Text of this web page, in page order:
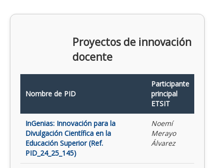
Proyectos de innovación
docente
Nombre de PID
Participante
principal
ETSIT
InGenias: Innovación para la
Divulgación Científica en la
Educación Superior (Ref.
PID_24_25_145)
Noemí
Merayo
Álvarez